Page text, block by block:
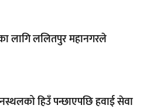
लागि ललितपुर महानगरले
हिउँ पन्छाएपछि हवाई सेवा